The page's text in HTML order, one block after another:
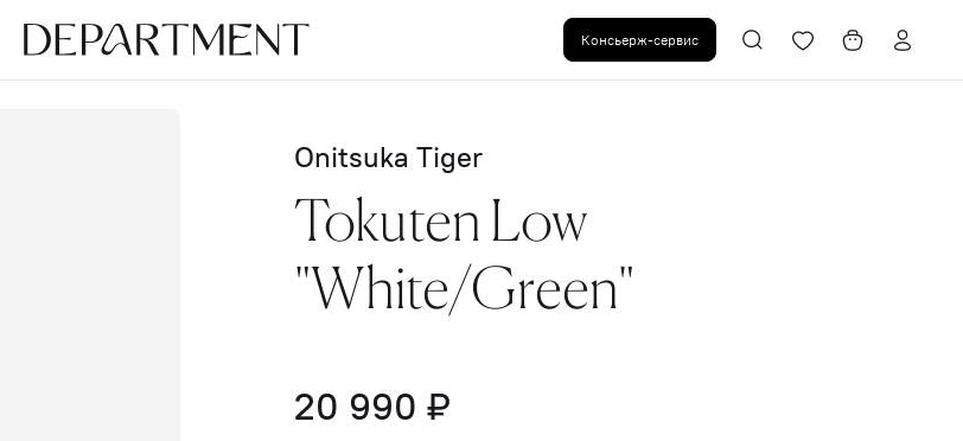
Консьерж-сервис
Onitsuka Tiger
Tokuten Low
"White/Green"
20 990 ₽